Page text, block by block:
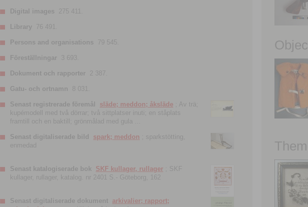
Digital images 275 411.
Library 76 491.
Persons and organisations 79 545.
Föreställningar 3 693.
Dokument och rapporter 2 387.
Gatu- och ortnamn 8 031.
Senast registrerade föremål släde; meddon; åksläde ; Av trä;
kupémodell med två dörrar; två sittplatser inuti; en ståplats
framtill och en baktill; grönmålad med gula ...
Senast digitaliserade bild spark; meddon ; sparkstötting,
enmedad
Senast katalogiserade bok SKF kullager, rullager ; SKF
kullager, rullager, katalog. nr 2401 S.- Göteborg, 162
Senast digitaliserade dokument arkivalier; rapport;